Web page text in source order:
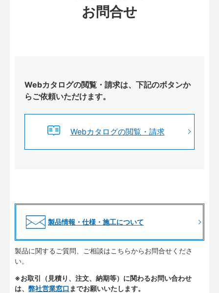
お問合せ
Webカタログの閲覧・請求は、下記のボタンか
らご依頼いただけます。
Webカタログの閲覧・請求
製品情報・仕様・施工について
製品に関するご質問、ご相談はこちらからお問合せくださ
い。
※お取引（見積り、注文、納期等）に関わるお問い合わせ
は、 弊社営業窓口 までお願いいたします。